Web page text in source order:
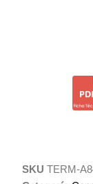
SKUTERM-